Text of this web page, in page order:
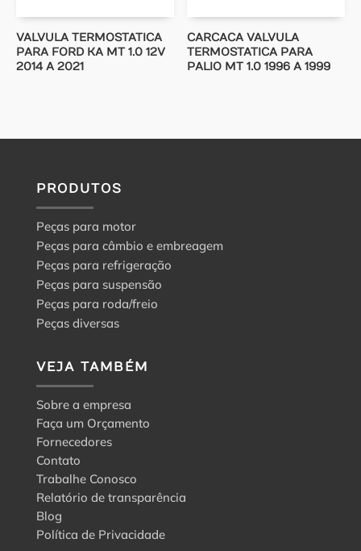
VALVULA TERMOSTATICA
PARA FORD KA MT 1.0 12V
2014 A 2021
CARCACA VALVULA
TERMOSTATICA PARA
PALIO MT 1.0 1996 A 1999
PRODUTOS
Peças para motor
Peças para câmbio e embreagem
Peças para refrigeração
Peças para suspensão
Peças para roda/freio
Peças diversas
VEJA TAMBÉM
Sobre a empresa
Faça um Orçamento
Fornecedores
Contato
Trabalhe Conosco
Relatório de transparência
Blog
Política de Privacidade